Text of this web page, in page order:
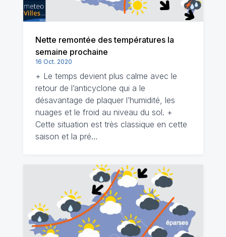
Nette remontée des températures la
semaine prochaine
16 Oct. 2020
+ Le temps devient plus calme avec le
retour de l’anticyclone qui a le
désavantage de plaquer l’humidité, les
nuages et le froid au niveau du sol. +
Cette situation est très classique en cette
saison et la pré…